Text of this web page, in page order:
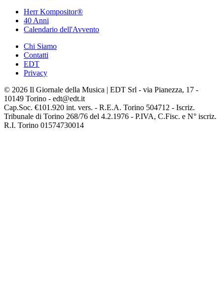
Herr Kompositor®
40 Anni
Calendario dell'Avvento
Chi Siamo
Contatti
EDT
Privacy
© 2026 Il Giornale della Musica | EDT Srl - via Pianezza, 17 -
10149 Torino - edt@edt.it
Cap.Soc. €101.920 int. vers. - R.E.A. Torino 504712 - Iscriz.
Tribunale di Torino 268/76 del 4.2.1976 - P.IVA, C.Fisc. e N° iscriz.
R.I. Torino 01574730014